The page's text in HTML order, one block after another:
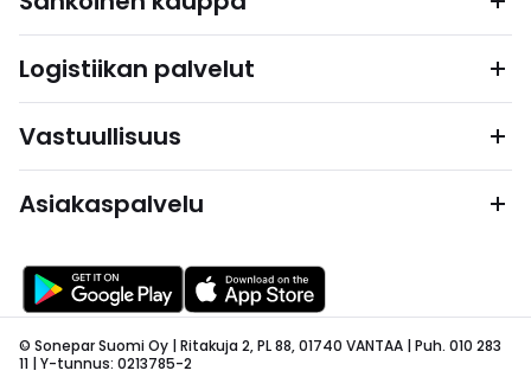
Logistiikan palvelut
Vastuullisuus
Asiakaspalvelu
© Sonepar Suomi Oy | Ritakuja 2, PL 88, 01740 VANTAA | Puh. 010 283
11 | Y-tunnus: 0213785-2